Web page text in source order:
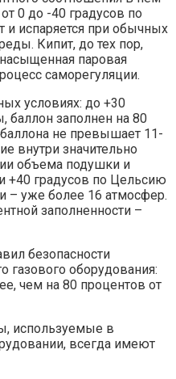
0 до -40 градусов по
и испаряется при обычных
Кипит, до тех пор,
паровая
саморегуляции.
условиях: до +30
заполнен на 80
не превышает 11-
внутри значительно
объема подушки и
+40 градусов по Цельсию
– уже более 16 атмосфер.
заполненности –
безопасности
газового оборудования:
чем на 80 процентов от
используемые в
всегда имеют